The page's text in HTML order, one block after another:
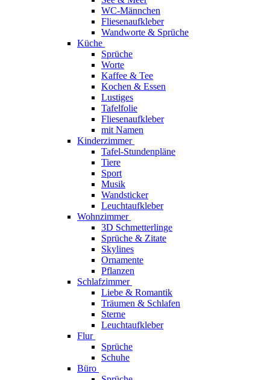
WC-Männchen
Fliesenaufkleber
Wandworte & Sprüche
Küche
Sprüche
Worte
Kaffee & Tee
Kochen & Essen
Lustiges
Tafelfolie
Fliesenaufkleber
mit Namen
Kinderzimmer
Tafel-Stundenpläne
Tiere
Sport
Musik
Wandsticker
Leuchtaufkleber
Wohnzimmer
3D Schmetterlinge
Sprüche & Zitate
Skylines
Ornamente
Pflanzen
Schlafzimmer
Liebe & Romantik
Träumen & Schlafen
Sterne
Leuchtaufkleber
Flur
Sprüche
Schuhe
Büro